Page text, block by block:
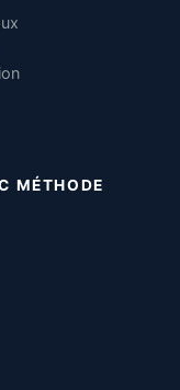
MÉTHODE